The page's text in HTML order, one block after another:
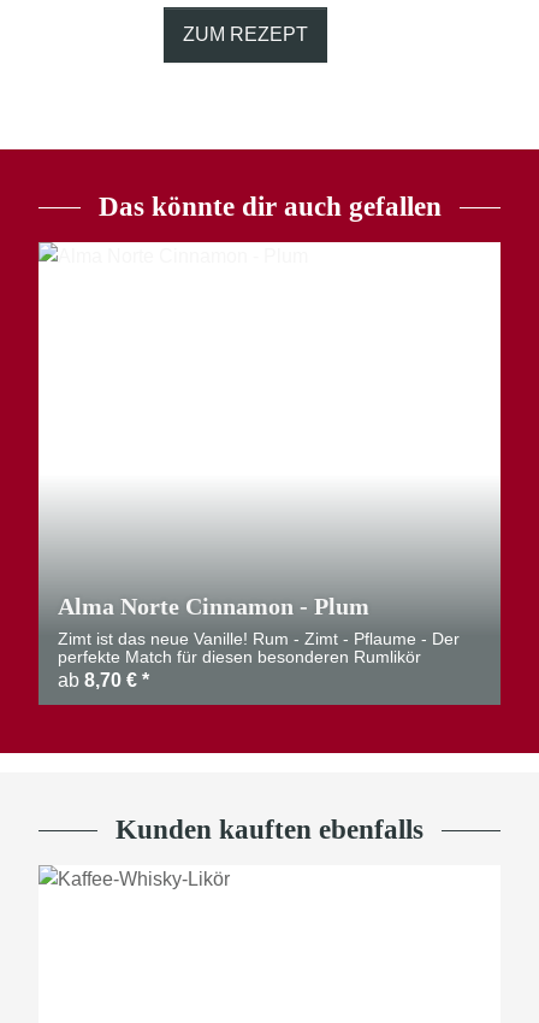
ZUM REZEPT
Das könnte dir auch gefallen
Alma Norte Cinnamon - Plum
Zimt ist das neue Vanille! Rum - Zimt - Pflaume - Der
perfekte Match für diesen besonderen Rumlikör
ab 8,70 € *
Kunden kauften ebenfalls